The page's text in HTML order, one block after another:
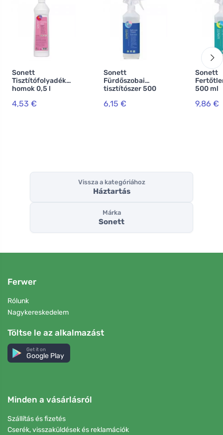
Sonett
Tisztítófolyadék
homok 0,5 l
4,53 €
Sonett
Fürdőszobai
tisztítószer 500
6,15 €
Sonett
500 ml
9,86 €
Vissza a kategóriához
Háztartás
Márka
Sonett
Ferwer
Rólunk
Nagykereskedelem
Töltse le az alkalmazást
Get it on
Google Play
Minden a vásárlásról
Szállítás és fizetés
Cserék, visszaküldések és reklamációk